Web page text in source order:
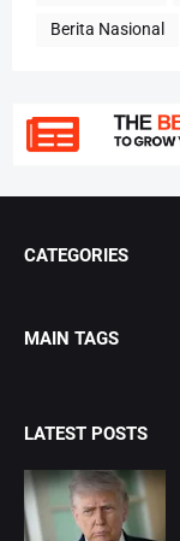
Berita Nasional
CATEGORIES
MAIN TAGS
LATEST POSTS